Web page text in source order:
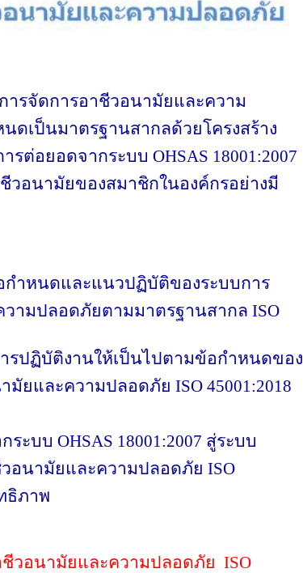
ารจัดการอาชีวอนามัยและความ
ดเป็นมาตรฐานสากลด้วยโครงสร้าง
ารต่อยอดจากระบบ OHSAS 18001:2007
วอนามัยของสมาชิกในองค์กรอย่างมี
กำหนดและแนวปฏิบัติของระบบการ
ามปลอดภัยตามมาตรฐานสากล ISO
รปฏิบัติงานให้เป็นไปตามข้อกำหนดของ
มัยและความปลอดภัย ISO 45001:2018
ระบบ OHSAS 18001:2007 สู่ระบบ
อนามัยและความปลอดภัย ISO
ธิภาพ
ชีวอนามัยและความปลอดภัย ISO